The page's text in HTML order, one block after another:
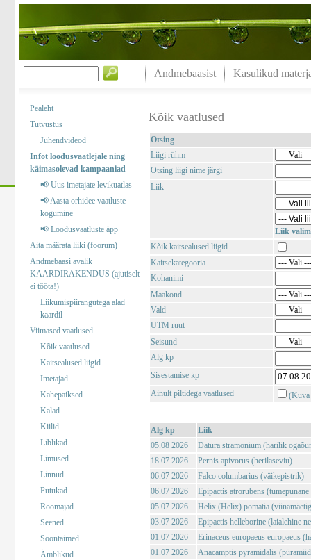
Andmebaasist Kasulikud
Pealeht
Tutvustus
Juhendvideod
Infot loodusvaatlejale ning
käimasolevad kampaaniad
📢 Uus imetajate levikuatlas
📢 Aasta orhidee vaatluste
kogumine
📢 Loodusvaatluste äpp
Aita määrata liiki (foorum)
Andmebaasi avalik
KAARDIRAKENDUS (ajutiselt
ei tööta!)
Liikumispiirangutega alad
kaardil
Viimased vaatlused
Kõik vaatlused
Kaitsealused liigid
Imetajad
Kahepaiksed
Kalad
Kiilid
Liblikad
Limused
Linnud
Putukad
Roomajad
Seened
Soontaimed
Ämblikud
Kõik vaatlused
Otsing
Liigi rühm
Otsing liigi nime järgi
Liik
Liik
Kõik kaitsealused liigid
Kaitsekategooria
Kohanimi
Maakond
Vald
UTM ruut
Seisund
Alg kp
Sisestamise kp
Ainult piltidega vaatlused
(Kuva
Alg kp
Liik
05.08 2026
Datura stramonium (harilik
18.07 2026
Pernis apivorus (herilaseviu)
06.07 2026
Falco columbarius (väikepistrik)
06.07 2026
Epipactis atrorubens
05.07 2026
Helix (Helix) pomatia
03.07 2026
Epipactis helleborine (laialehine
01.07 2026
Erinaceus europaeus europaeus
01.07 2026
Anacamptis pyramidalis